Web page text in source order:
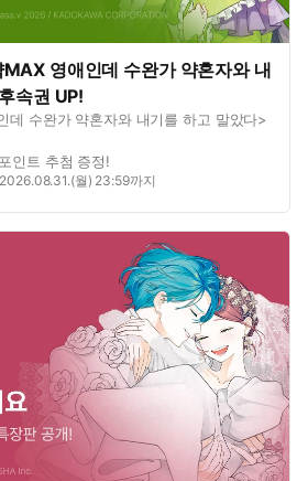
영애인데 수완가 약혼자와 내
속권 UP!
데 수완가 약혼자와 내기를 하고 말았다>
인트 추첨 증정!
월) 23:59까지